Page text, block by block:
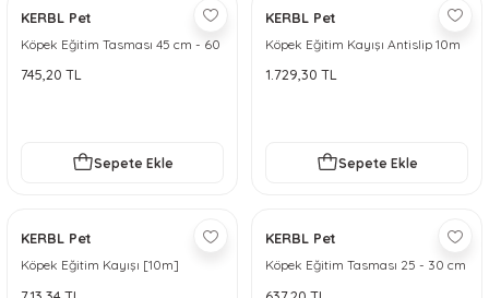
KERBL Pet
Köpek Eğitim Tasması 45 cm - 60
745,20 TL
Sepete Ekle
KERBL Pet
Köpek Eğitim Kayışı Antislip 10m
1.729,30 TL
Sepete Ekle
KERBL Pet
Köpek Eğitim Kayışı [10m]
KERBL Pet
Köpek Eğitim Tasması 25 - 30 cm